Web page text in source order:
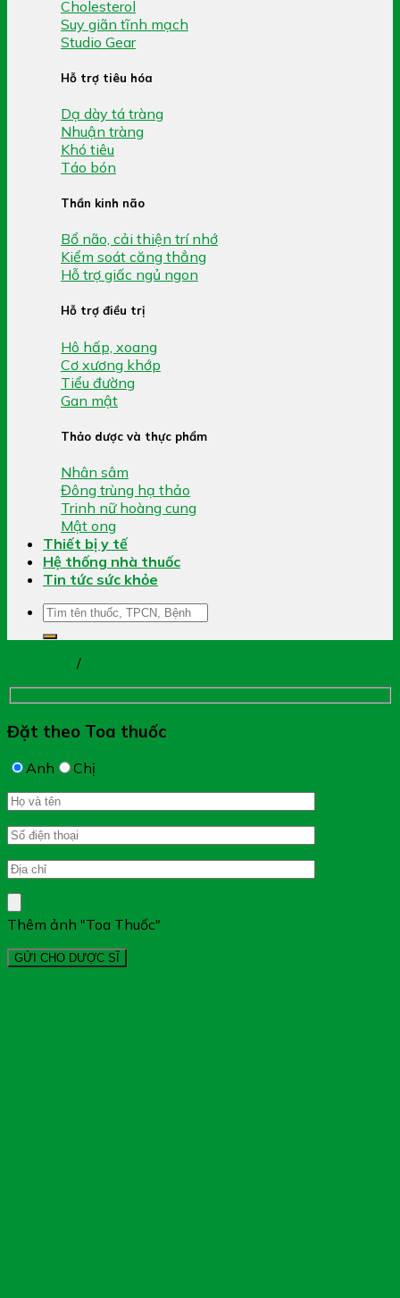
Cholesterol
Suy giãn tĩnh mạch
Studio Gear
Hỗ trợ tiêu hóa
Dạ dày tá tràng
Nhuận tràng
Khó tiêu
Táo bón
Thần kinh não
Bổ não, cải thiện trí nhớ
Kiểm soát căng thẳng
Hỗ trợ giấc ngủ ngon
Hỗ trợ điều trị
Hô hấp, xoang
Cơ xương khớp
Tiểu đường
Gan mật
Thảo dược và thực phẩm
Nhân sâm
Đông trùng hạ thảo
Trinh nữ hoàng cung
Mật ong
Thiết bị y tế
Hệ thống nhà thuốc
Tin tức sức khỏe
Tìm
kiếm:
/
Đặt theo Toa thuốc
Anh Chị
Thêm ảnh "Toa Thuốc"